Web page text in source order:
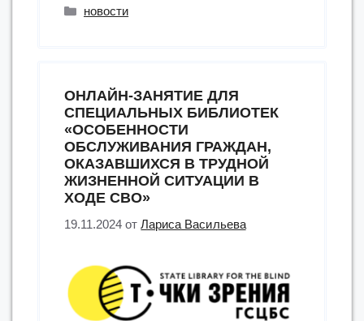
Рубрики
новости
ОНЛАЙН-ЗАНЯТИЕ ДЛЯ
СПЕЦИАЛЬНЫХ БИБЛИОТЕК
«ОСОБЕННОСТИ
ОБСЛУЖИВАНИЯ ГРАЖДАН,
ОКАЗАВШИХСЯ В ТРУДНОЙ
ЖИЗНЕННОЙ СИТУАЦИИ В
ХОДЕ СВО»
19.11.2024 отЛариса Васильева